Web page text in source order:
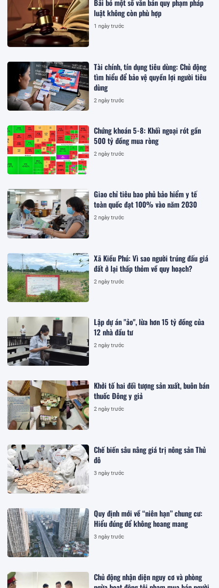
Bãi bỏ một số văn bản quy phạm pháp
luật không còn phù hợp
1 ngày trước
Tài chính, tín dụng tiêu dùng: Chủ động
tìm hiểu để bảo vệ quyền lợi người tiêu
dùng
2 ngày trước
Chứng khoán 5-8: Khối ngoại rót gần
500 tỷ đồng mua ròng
2 ngày trước
Giao chỉ tiêu bao phủ bảo hiểm y tế
toàn quốc đạt 100% vào năm 2030
2 ngày trước
Xã Kiều Phú: Vì sao người trúng đấu giá
đất ở lại thấp thỏm về quy hoạch?
2 ngày trước
Lập dự án "ảo", lừa hơn 15 tỷ đồng của
12 nhà đầu tư
2 ngày trước
Khởi tố hai đối tượng sản xuất, buôn bán
thuốc Đông y giả
2 ngày trước
Chế biến sâu nâng giá trị nông sản Thủ
đô
3 ngày trước
Quy định mới về “niên hạn” chung cư:
Hiểu đúng để không hoang mang
3 ngày trước
Chủ động nhận diện nguy cơ và phòng